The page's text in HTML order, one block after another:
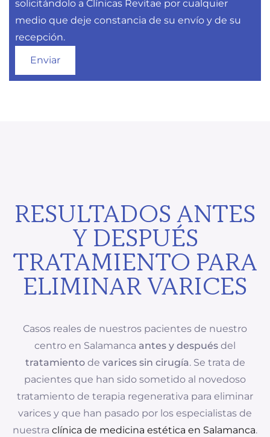
solicitándolo a Clínicas Revitae por cualquier
medio que deje constancia de su envío y de su
recepción.
RESULTADOS ANTES
Y DESPUÉS
TRATAMIENTO PARA
ELIMINAR VARICES
Casos reales de nuestros pacientes de nuestro
centro en Salamanca antes y después del
tratamientode varices sin cirugía. Se trata de
pacientes que han sido sometido al novedoso
tratamiento de terapia regenerativa para eliminar
varices y que han pasado por los especialistas de
nuestra clínica de medicina estética en Salamanca.